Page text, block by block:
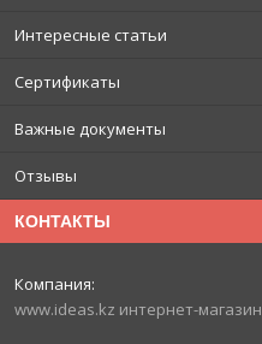
Интересные статьи
Сертификаты
Важные документы
Отзывы
КОНТАКТЫ
www.ideas.kz интернет-магазин